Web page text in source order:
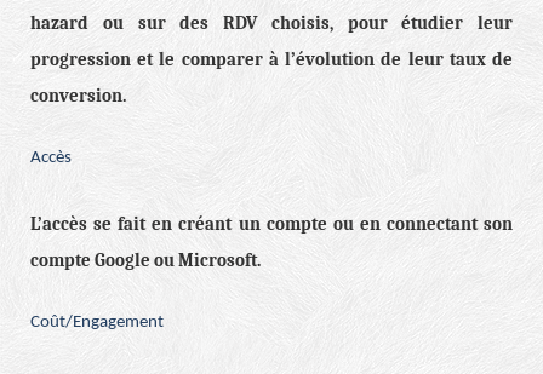
hazard ou sur des RDV choisis, pour étudier leur
progression et le comparer à l’évolution de leur taux de
conversion.
Accès
L’accès se fait en créant un compte ou en connectant son
compte Google ou Microsoft.
Coût/Engagement